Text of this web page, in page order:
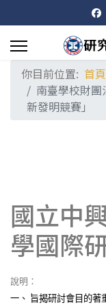
你目前位置: 首頁
南臺學校財
新發明競賽」
國立中
學國際
說明：
一、 旨揭研討會目的著